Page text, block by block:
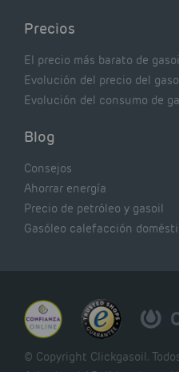
Precios
El precio más barato de
Evolución del precio del
Evolución del consumo de
Blog
Consejos
Ahorrar energía
Precio de petróleo y gasoil
Gasóleo calefacción
© Copyright Clickgasoil.